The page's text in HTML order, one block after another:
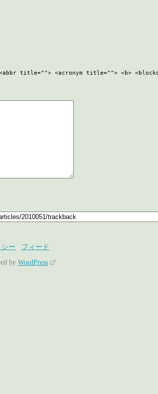
title=""> <acronym title=""> <b>
ー フィード
by WordPress